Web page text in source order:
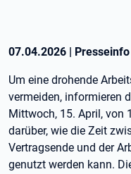
07.04.2026 | Presseinfo
Um eine drohende
vermeiden, informieren
Mittwoch, 15. April, von
darüber, wie die Zeit
Vertragsende und der
genutzt werden kann.